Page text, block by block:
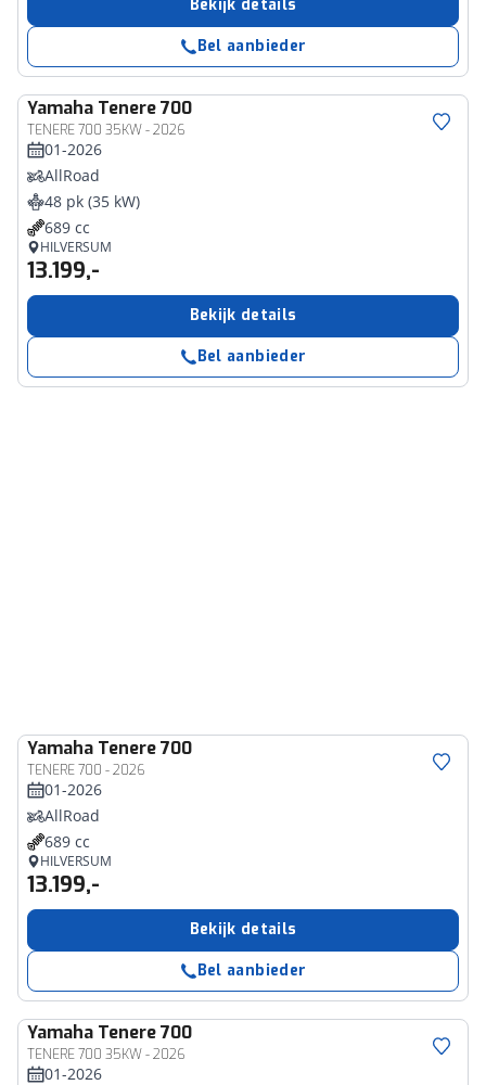
Bekijk details
Bel aanbieder
Yamaha Tenere 700
TENERE 700 35KW - 2026
01-2026
AllRoad
48 pk (35 kW)
689 cc
HILVERSUM
13.199,-
Bekijk details
Bel aanbieder
Yamaha Tenere 700
TENERE 700 - 2026
01-2026
AllRoad
689 cc
HILVERSUM
13.199,-
Bekijk details
Bel aanbieder
Yamaha Tenere 700
TENERE 700 35KW - 2026
01-2026